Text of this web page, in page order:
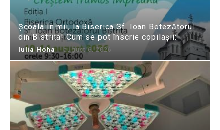
Școala Inimii, la Biserica Sf. Ioan Botezătorul
din Bistrița! Cum se pot înscrie copilașii:
Iulia Hoha - august 6, 2026